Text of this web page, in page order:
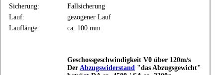
Sicherung:
Fallsicherung
Lauf:
gezogener Lauf
Lauflänge:
ca. 100 mm
Geschossgeschwindigkeit V0 über 120m/s
Der Abzugswiderstand "das Abzugsgewicht"